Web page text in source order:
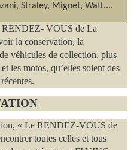
Straley, Mignet, Watt....
RENDEZ- VOUS de La
la conservation, la
véhicules de collection, plus
les motos, qu’elles soient des
« Le RENDEZ-VOUS de
toutes celles et tous